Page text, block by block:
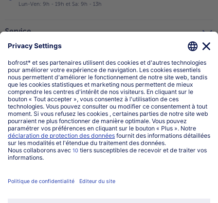
Lun-Ven: 9h - 19h et Sa: 9h - 13h
Service
Catégories